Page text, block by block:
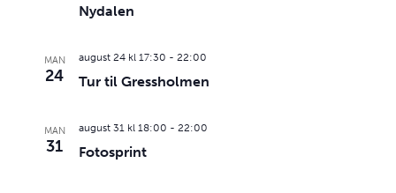
Nydalen
MAN
24 Tur til Gressholmen
august 24 kl 17:30 - 22:00
MAN
31 Fotosprint
august 31 kl 18:00 - 22:00